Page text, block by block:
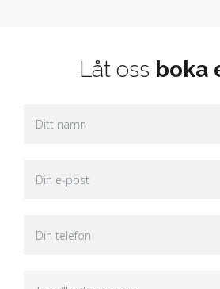
Låt oss boka